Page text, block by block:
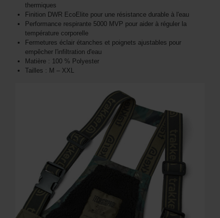
thermiques
Finition DWR EcoElite pour une résistance durable à l'eau
Performance respirante 5000 MVP pour aider à réguler la
température corporelle
Fermetures éclair étanches et poignets ajustables pour
empêcher l'infiltration d'eau
Matière : 100 % Polyester
Tailles : M – XXL